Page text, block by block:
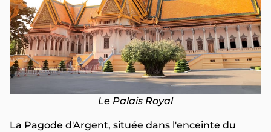
Le Palais Royal
La Pagode d'Argent, située dans l'enceinte du